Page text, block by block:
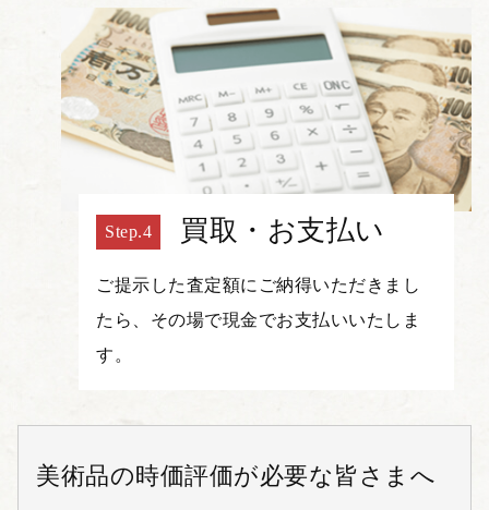
買取・お支払い
ご提示した査定額にご納得いただきまし
たら、その場で現金でお支払いいたしま
す。
美術品の時価評価が必要な皆さまへ